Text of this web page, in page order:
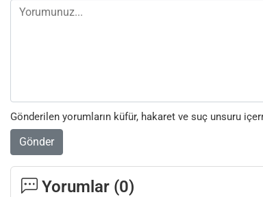
Gönderilen yorumların küfür, hakaret ve suç unsuru
Gönder
Yorumlar (0)